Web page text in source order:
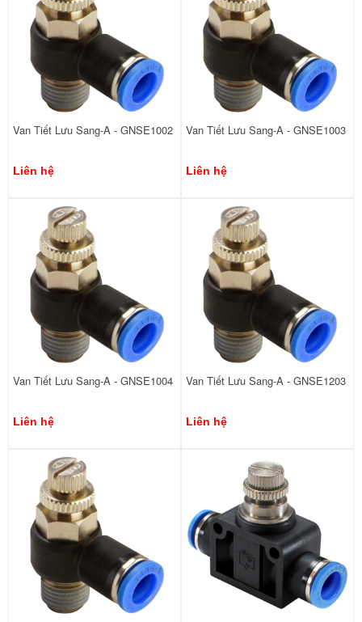
Van Tiết Lưu Sang-A - GNSE1002
Liên hệ
Van Tiết Lưu Sang-A - GNSE1003
Liên hệ
Van Tiết Lưu Sang-A - GNSE1004
Liên hệ
Van Tiết Lưu Sang-A - GNSE1203
Liên hệ